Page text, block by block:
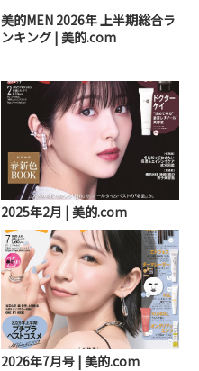
美的MEN 2026年 上半期総合ラ
ンキング | 美的.com
2025年2月 | 美的.com
2026年7月号 | 美的.com